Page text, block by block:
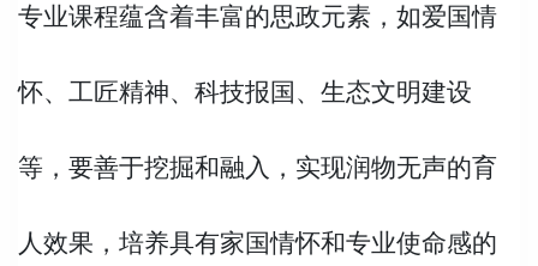
专业课程蕴含着丰富的思政元素，如爱国情
怀、工匠精神、科技报国、生态文明建设
等，要善于挖掘和融入，实现润物无声的育
人效果，培养具有家国情怀和专业使命感的